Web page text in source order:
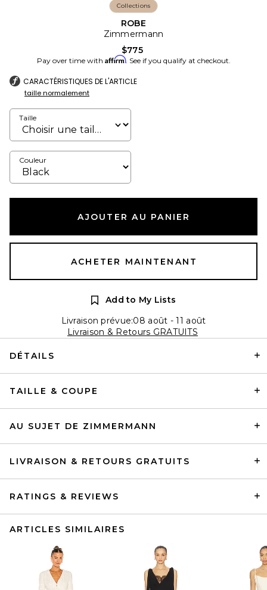
Collections
ROBE
Zimmermann
$775
Pay over time with Affirm. See if you qualify at checkout.
CARACTÉRISTIQUES DE L'ARTICLE
taille normalement
Taille
Couleur
AJOUTER AU PANIER
ACHETER MAINTENANT
Add to My Lists
Livraison prévue:08 août - 11 août
Livraison & Retours GRATUITS
DÉTAILS
TAILLE & COUPE
AU SUJET DE ZIMMERMANN
LIVRAISON & RETOURS GRATUITS
RATINGS & REVIEWS
ARTICLES SIMILAIRES